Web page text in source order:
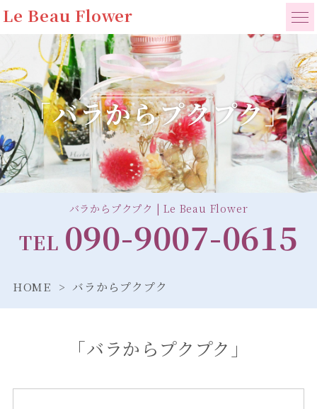
Le Beau Flower
「バラからプクプク」
バラからプクプク | Le Beau Flower
TEL 090-9007-0615
HOME バラからプクプク
「バラからプクプク」